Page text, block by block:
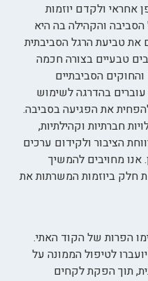
אחראי ולקדם יוזמות
והקהילה בה היא
טביעת הרגל הסביבתית
טבעיים בצורה חכמה
הסביבתיים
עוברים בהדרגה לשימוש
את הפגיעה בסביבה.
חברתיות וקהילתיות,
הציבור ולקידום ערכים
אנו מחויבים להמשיך
חלק ביוזמות המשרתות את
הפרות של הקוד האתי.
לטיפול הממונה על
תוך הפקת לקחים